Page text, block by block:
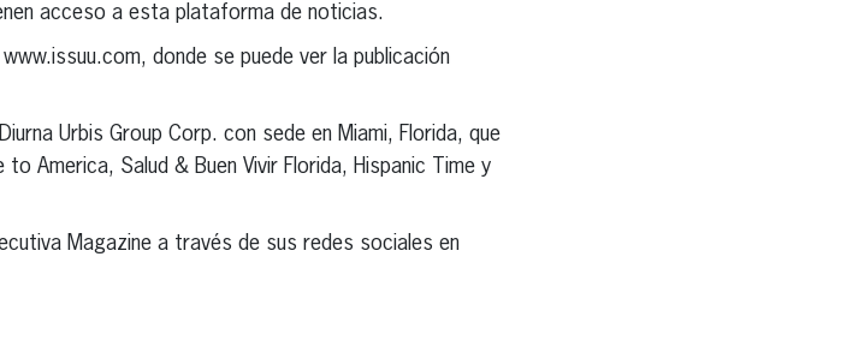
acceso a esta plataforma de noticias.
donde se puede ver la publicación
Urbis Group Corp. con sede en Miami, Florida, que
America, Salud & Buen Vivir Florida, Hispanic Time y
Magazine a través de sus redes sociales en